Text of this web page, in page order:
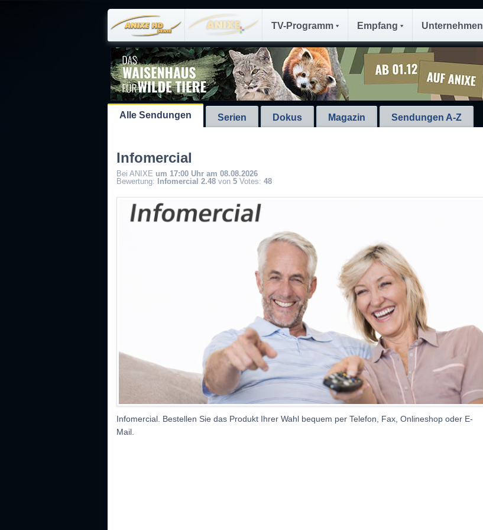
TV-Programm Empfang Unternehmen
Alle Sendungen Serien Dokus Magazin Sendungen A-Z
Infomercial
Bei ANIXE um 17:00 Uhr am 08.08.2026
Bewertung:
Infomercial 2.48 von 5 Votes: 48
Infomercial. Bestellen Sie das Produkt Ihrer Wahl bequem per Telefon, Fax, Onlineshop oder E-
Mail.